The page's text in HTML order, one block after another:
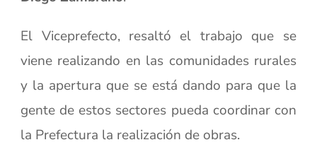
El Viceprefecto, resaltó el trabajo que se
viene realizando en las comunidades rurales
y la apertura que se está dando para que la
gente de estos sectores pueda coordinar con
la Prefectura la realización de obras.